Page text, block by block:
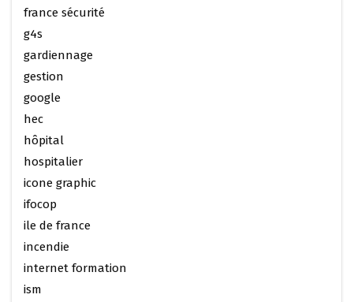
france sécurité
g4s
gardiennage
gestion
google
hec
hôpital
hospitalier
icone graphic
ifocop
ile de france
incendie
internet formation
ism